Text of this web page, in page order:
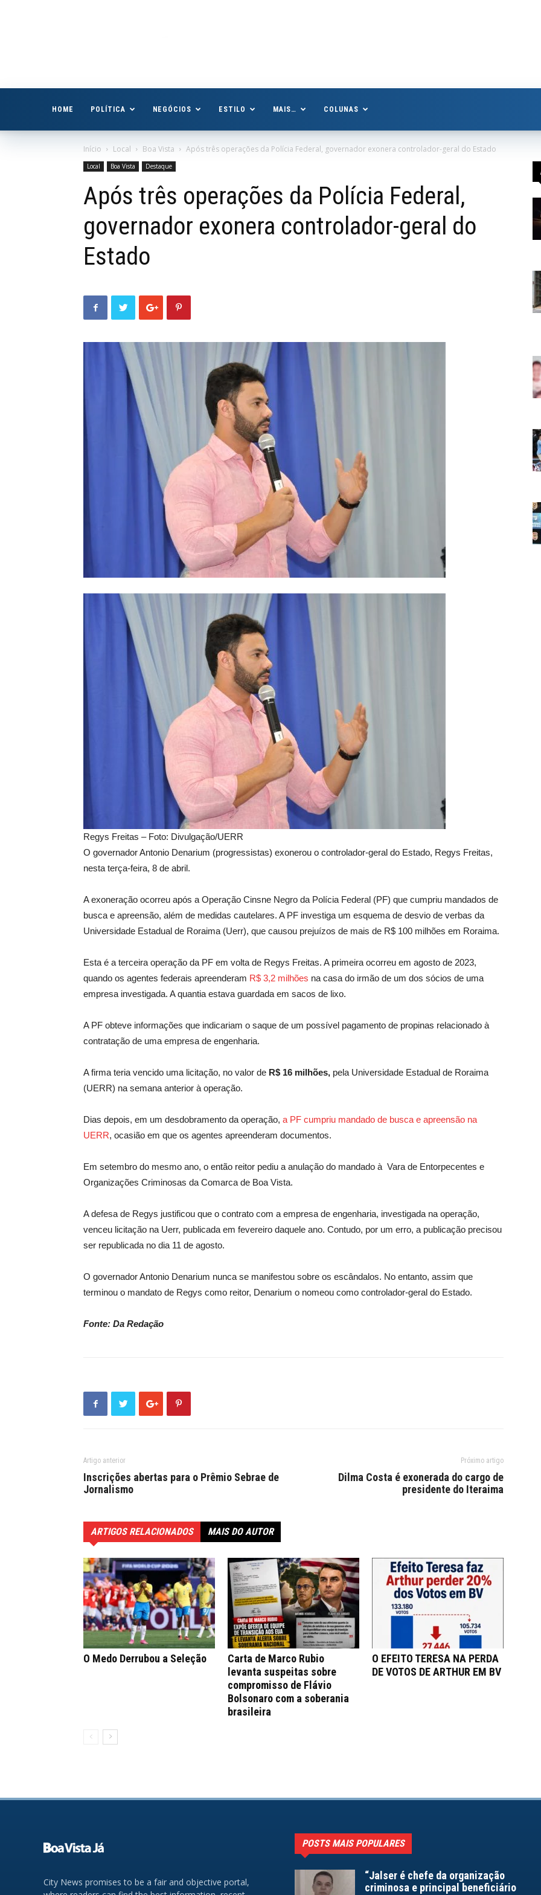
HOME POLÍTICA NEGÓCIOS ESTILO MAIS… COLUNAS
Início Local Boa Vista Após três operações da Polícia Federal, governador exonera controlador-geral do Estado
Local Boa Vista Destaque
Após três operações da Polícia Federal,
governador exonera controlador-geral do
Estado
Regys Freitas – Foto: Divulgação/UERR
O governador Antonio Denarium (progressistas) exonerou o controlador-geral do Estado, Regys Freitas,
nesta terça-feira, 8 de abril.
A exoneração ocorreu após a Operação Cinsne Negro da Polícia Federal (PF) que cumpriu mandados de
busca e apreensão, além de medidas cautelares. A PF investiga um esquema de desvio de verbas da
Universidade Estadual de Roraima (Uerr), que causou prejuízos de mais de R$ 100 milhões em Roraima.
Esta é a terceira operação da PF em volta de Regys Freitas. A primeira ocorreu em agosto de 2023,
quando os agentes federais apreenderam R$ 3,2 milhões na casa do irmão de um dos sócios de uma
empresa investigada. A quantia estava guardada em sacos de lixo.
A PF obteve informações que indicariam o saque de um possível pagamento de propinas relacionado à
contratação de uma empresa de engenharia.
A firma teria vencido uma licitação, no valor de R$ 16 milhões, pela Universidade Estadual de Roraima
(UERR) na semana anterior à operação.
Dias depois, em um desdobramento da operação, a PF cumpriu mandado de busca e apreensão na
UERR, ocasião em que os agentes apreenderam documentos.
Em setembro do mesmo ano, o então reitor pediu a anulação do mandado à Vara de Entorpecentes e
Organizações Criminosas da Comarca de Boa Vista.
A defesa de Regys justificou que o contrato com a empresa de engenharia, investigada na operação,
venceu licitação na Uerr, publicada em fevereiro daquele ano. Contudo, por um erro, a publicação precisou
ser republicada no dia 11 de agosto.
O governador Antonio Denarium nunca se manifestou sobre os escândalos. No entanto, assim que
terminou o mandato de Regys como reitor, Denarium o nomeou como controlador-geral do Estado.
Fonte: Da Redação
Artigo anterior
Inscrições abertas para o Prêmio Sebrae de
Jornalismo
Próximo artigo
Dilma Costa é exonerada do cargo de
presidente do Iteraima
ARTIGOS RELACIONADOS MAIS DO AUTOR
O Medo Derrubou a Seleção
Carta de Marco Rubio
levanta suspeitas sobre
compromisso de Flávio
Bolsonaro com a soberania
brasileira
O EFEITO TERESA NA PERDA
DE VOTOS DE ARTHUR EM BV
City News promises to be a fair and objective portal,
POSTS MAIS POPULARES
“Jalser é chefe da organização
criminosa e principal beneficiário